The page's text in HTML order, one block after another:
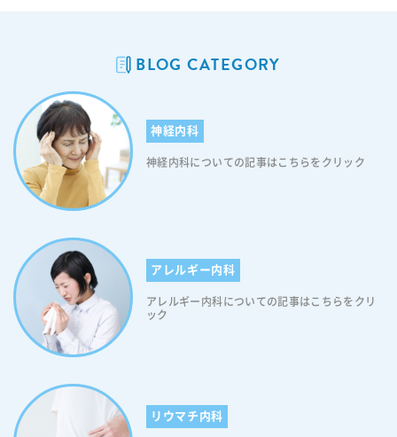
BLOG CATEGORY
神経内科
神経内科についての記事はこちらをクリック
アレルギー内科
アレルギー内科についての記事はこちらをクリ
ック
リウマチ内科